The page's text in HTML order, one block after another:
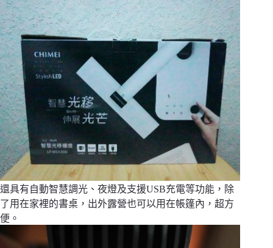
還具有自動智慧調光、夜燈及支援USB充電等功能，除
了用在家裡的書桌，出外露營也可以用在帳篷內，超方
便。